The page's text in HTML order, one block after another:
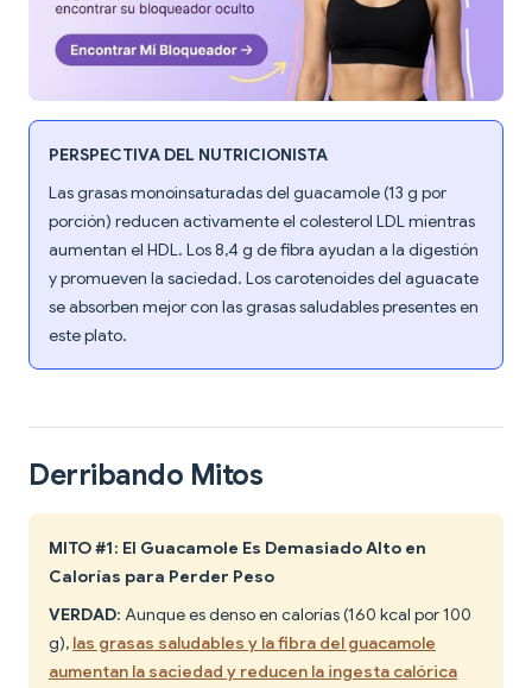
PERSPECTIVA DEL NUTRICIONISTA
Las grasas monoinsaturadas del guacamole (13 g por
porción) reducen activamente el colesterol LDL mientras
aumentan el HDL. Los 8,4 g de fibra ayudan a la digestión
y promueven la saciedad. Los carotenoides del aguacate
se absorben mejor con las grasas saludables presentes en
este plato.
Derribando Mitos
MITO #1: El Guacamole Es Demasiado Alto en
Calorías para Perder Peso
VERDAD: Aunque es denso en calorías (160 kcal por 100
g), las grasas saludables y la fibra del guacamole
aumentan la saciedad y reducen la ingesta calórica